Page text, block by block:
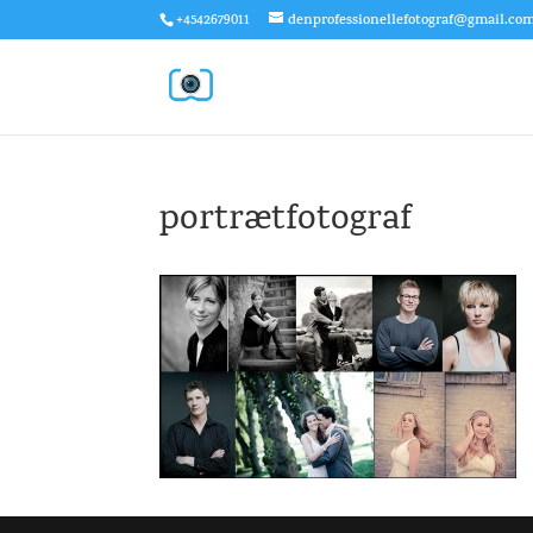
+4542679011
portrætfotograf